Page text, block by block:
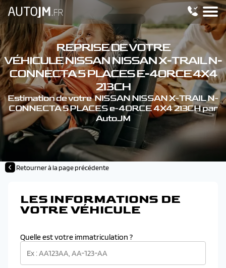
REPRISE DE VOTRE
VÉHICULE NISSAN NISSAN X-TRAIL N-
CONNECTA 5 PLACES E-4ORCE 4X4
213CH
Estimation de votre NISSAN NISSAN X-TRAIL N-
CONNECTA 5 PLACES e-4ORCE 4X4 213CH par
AutoJM
Retourner à la page précédente
LES INFORMATIONS DE
VOTRE VÉHICULE
Quelle est votre immatriculation ?